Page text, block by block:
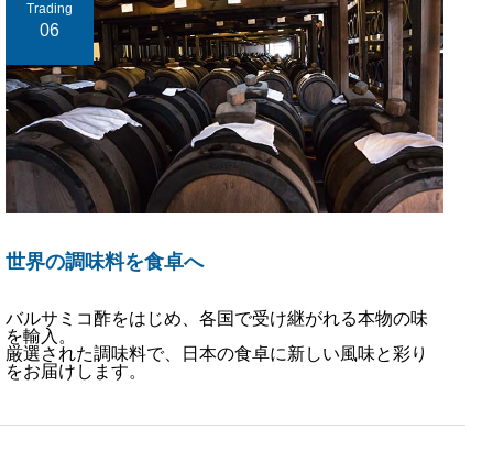
Trading
06
世界の調味料を食卓へ
バルサミコ酢をはじめ、各国で受け継がれる本物の味
を輸入。
厳選された調味料で、日本の食卓に新しい風味と彩り
をお届けします。